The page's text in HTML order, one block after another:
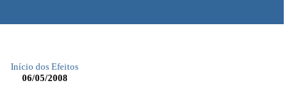
Início dos Efeitos
06/05/2008